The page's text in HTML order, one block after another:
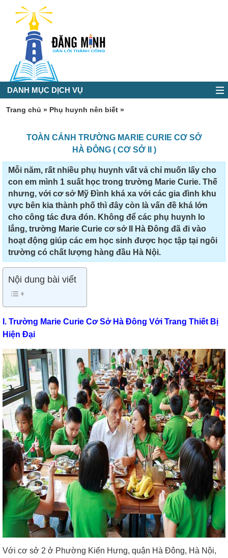
DANH MỤC DỊCH VỤ
Trang chủ » Phụ huynh nên biết »
TOÀN CẢNH TRƯỜNG MARIE CURIE CƠ SỞ
HÀ ĐÔNG ( CƠ SỞ II )
Mỗi năm, rất nhiều phụ huynh vất vả chỉ muốn lấy cho
con em mình 1 suất học trong trường Marie Curie. Thế
nhưng, với cơ sở Mỹ Đình khá xa với các gia đình khu
vực bên kia thành phố thì đây còn là vấn đề khá lớn
cho công tác đưa đón. Không để các phụ huynh lo
lắng, trường Marie Curie cơ sở II Hà Đông đã đi vào
hoạt động giúp các em học sinh được học tập tại ngôi
trường có chất lượng hàng đầu Hà Nội.
Nội dung bài viết
I. Trường Marie Curie Cơ Sở Hà Đông Với Trang Thiết Bị
Hiện Đại
Với cơ sở 2 ở Phường Kiến Hưng, quận Hà Đông, Hà Nội,